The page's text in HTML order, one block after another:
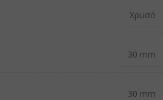
Χρυσό
30 mm
30 mm